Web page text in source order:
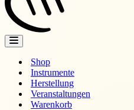
Navigations-
MenüShop
Instrumente
Herstellung
Veranstaltungen
Warenkorb